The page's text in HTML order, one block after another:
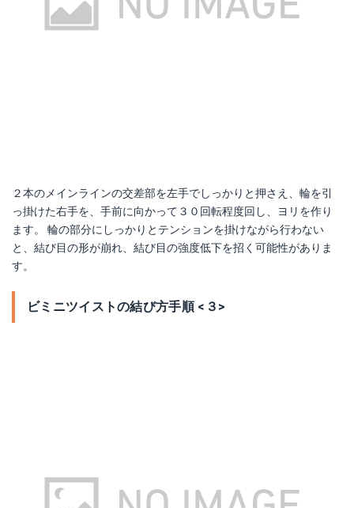
２本のメインラインの交差部を左手でしっかりと押さえ、輪を引
っ掛けた右手を、手前に向かって３０回転程度回し、ヨリを作り
ます。 輪の部分にしっかりとテンションを掛けながら行わない
と、結び目の形が崩れ、結び目の強度低下を招く可能性がありま
す。
ビミニツイストの結び方手順 <３>